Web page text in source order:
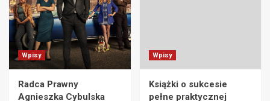
Wpisy
Radca Prawny
Agnieszka Cybulska
Wpisy
Książki o sukcesie
pełne praktycznej